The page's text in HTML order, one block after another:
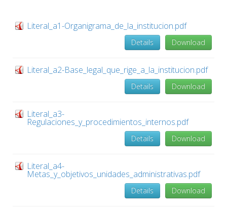
Literal_a1-Organigrama_de_la_institucion.pdf
Download
Details
Literal_a2-Base_legal_que_rige_a_la_institucion.pdf
Download
Details
Literal_a3-
Regulaciones_y_procedimientos_internos.pdf
Download
Details
Literal_a4-
Metas_y_objetivos_unidades_administrativas.pdf
Download
Details